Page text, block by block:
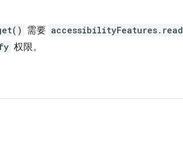
需要 accessibilityFeatures.read
权限。